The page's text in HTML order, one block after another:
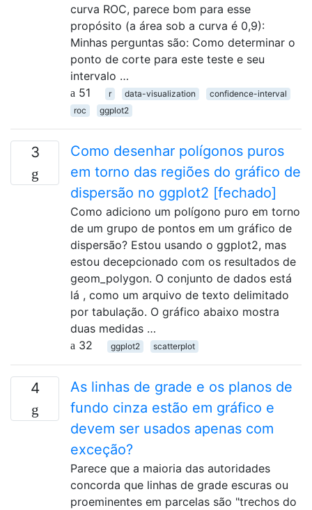
curva ROC, parece bom para esse
propósito (a área sob a curva é 0,9):
Minhas perguntas são: Como determinar o
ponto de corte para este teste e seu
intervalo …
51
r data-visualization
confidence-interval
roc
ggplot2
3
Como desenhar polígonos puros
em torno das regiões do gráfico de
dispersão no ggplot2 [fechado]
Como adiciono um polígono puro em torno
de um grupo de pontos em um gráfico de
dispersão? Estou usando o ggplot2, mas
estou decepcionado com os resultados de
geom_polygon. O conjunto de dados está
lá , como um arquivo de texto delimitado
por tabulação. O gráfico abaixo mostra
duas medidas …
32
ggplot2 scatterplot
4
As linhas de grade e os planos de
fundo cinza estão em gráfico e
devem ser usados ​​apenas com
exceção?
Parece que a maioria das autoridades
concorda que linhas de grade escuras ou
proeminentes em parcelas são "trechos do